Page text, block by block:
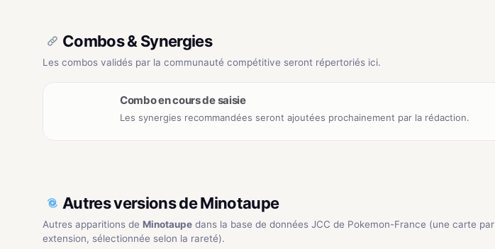
Combos & Synergies
Les combos validés par la communauté compétitive seront répertoriés ici.
Combo en cours de saisie
Les synergies recommandées seront ajoutées prochainement par la rédaction.
Autres versions de Minotaupe
Autres apparitions de Minotaupe dans la base de données JCC de Pokemon-France (une carte par
extension, sélectionnée selon la rareté).